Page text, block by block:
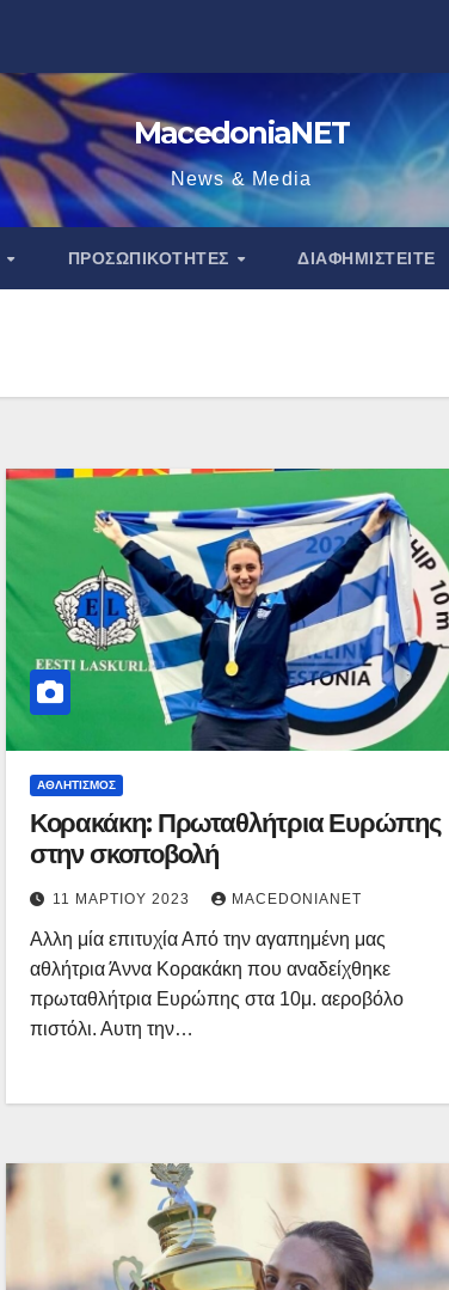
MacedoniaNET
News & Media
ΠΡΟΣΩΠΙΚΌΤΗΤΕΣ ΔΙΑΦΗΜΙΣΤΕΊΤΕ
ΑΘΛΗΤΙΣΜΌΣ
Κορακάκη: Πρωταθλήτρια Ευρώπης
στην σκοποβολή
11 ΜΑΡΤΊΟΥ 2023 MACEDONIANET
Αλλη μία επιτυχία Από την αγαπημένη μας
αθλήτρια Άννα Κορακάκη που αναδείχθηκε
πρωταθλήτρια Ευρώπης στα 10μ. αεροβόλο
πιστόλι. Αυτη την…